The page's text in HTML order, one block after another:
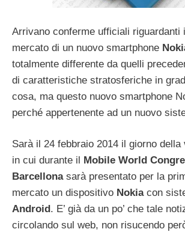
Arrivano conferme ufficiali riguardanti
mercato di un nuovo smartphone
totalmente differente da quelli
di caratteristiche stratosferiche in
cosa, ma questo nuovo smartphone
perché appertenente ad un nuovo
Sarà il 24 febbraio 2014 il giorno
in cui durante il
Mobile World
Barcellonasarà presentato per la
mercato un dispositivo Nokiacon
Android . E’ già da un po’ che tale
circolando sul web, non risucendo